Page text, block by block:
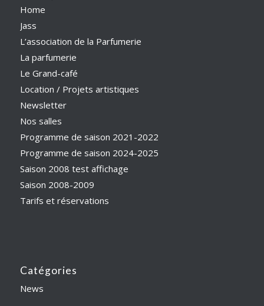
Home
Jass
L’association de la Parfumerie
La parfumerie
Le Grand-café
Location / Projets artistiques
Newsletter
Nos salles
Programme de saison 2021-2022
Programme de saison 2024-2025
Saison 2008 test affichage
Saison 2008-2009
Tarifs et réservations
Catégories
News